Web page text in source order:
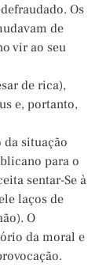
Os
de
vir ao seu
de rica),
e, portanto,
situação
para o
sentar-Se à
laços de
O
da moral e